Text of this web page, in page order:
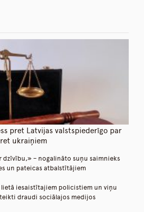
pret Latvijas valstspiederīgo par
ukraiņiem
dzīvību,» – nogalināto suņu saimnieks
un pateicas atbalstītājiem
lietā iesaistītajiem policistiem un viņu
draudi sociālajos medijos